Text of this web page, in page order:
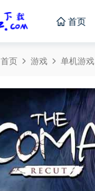
首页
首页 游戏 单机游戏